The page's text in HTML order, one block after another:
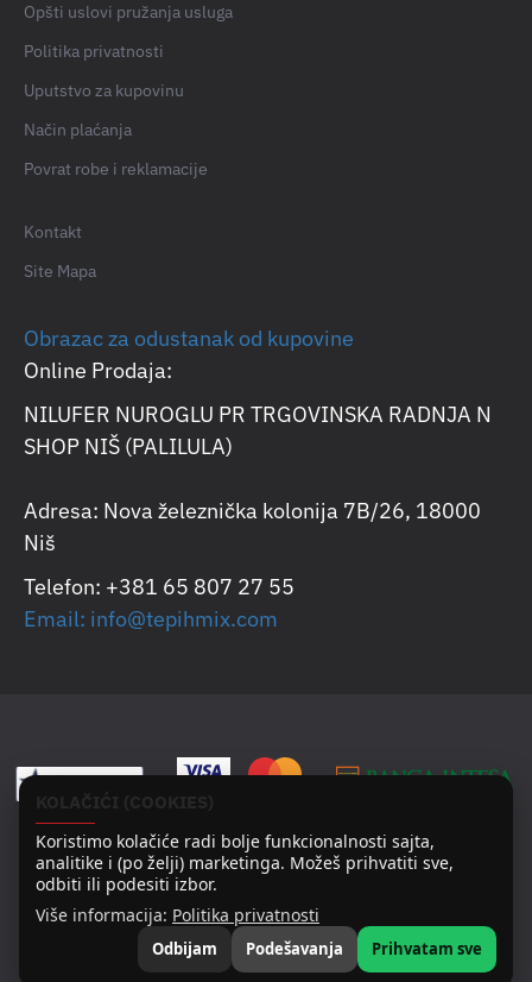
Opšti uslovi pružanja usluga
Politika privatnosti
Uputstvo za kupovinu
Način plaćanja
Povrat robe i reklamacije
Kontakt
Site Mapa
Obrazac za odustanak od kupovine
Online Prodaja:
NILUFER NUROGLU PR TRGOVINSKA RADNJA N
SHOP NIŠ (PALILULA)
Adresa: Nova železnička kolonija 7B/26, 18000
Niš
Telefon: +381 65 807 27 55
Email: info@tepihmix.com
Copyright © 2025
KOLAČIĆI (COOKIES)
Koristimo kolačiće radi bolje funkcionalnosti sajta,
analitike i (po želji) marketinga. Možeš prihvatiti sve,
odbiti ili podesiti izbor.
Više informacija: Politika privatnosti
Odbijam Podešavanja Prihvatam sve
FILTER